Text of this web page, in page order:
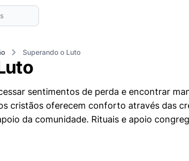
Superando o Luto
sentimentos de perda e encontrar
cristãos oferecem conforto através das
da comunidade. Rituais e apoio